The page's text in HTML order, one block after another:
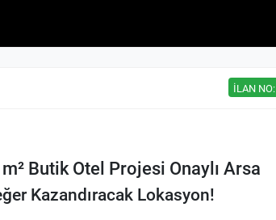
İLAN NO:
Butik Otel Projesi Onaylı Arsa
Kazandıracak Lokasyon!